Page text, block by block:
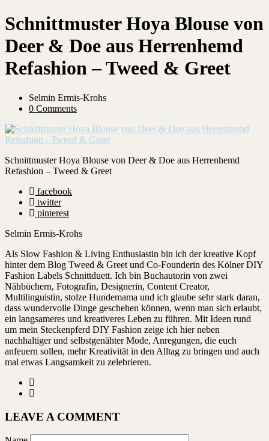
Schnittmuster Hoya Blouse von
Deer & Doe aus Herrenhemd
Refashion – Tweed & Greet
Selmin Ermis-Krohs
0 Comments
Schnittmuster Hoya Blouse von Deer & Doe aus Herrenhemd
Refashion – Tweed & Greet
facebook
twitter
pinterest
Selmin Ermis-Krohs
Als Slow Fashion & Living Enthusiastin bin ich der kreative Kopf
hinter dem Blog Tweed & Greet und Co-Founderin des Kölner DIY
Fashion Labels Schnittduett. Ich bin Buchautorin von zwei
Nähbüchern, Fotografin, Designerin, Content Creator,
Multilinguistin, stolze Hundemama und ich glaube sehr stark daran,
dass wundervolle Dinge geschehen können, wenn man sich erlaubt,
ein langsameres und kreativeres Leben zu führen. Mit Ideen rund
um mein Steckenpferd DIY Fashion zeige ich hier neben
nachhaltiger und selbstgenähter Mode, Anregungen, die euch
anfeuern sollen, mehr Kreativität in den Alltag zu bringen und auch
mal etwas Langsamkeit zu zelebrieren.
LEAVE A COMMENT